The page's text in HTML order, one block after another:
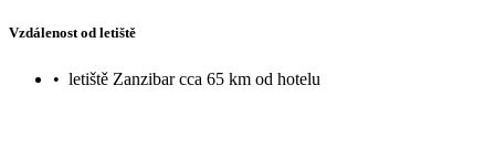
Vzdálenost od letiště
• letiště Zanzibar cca 65 km od hotelu